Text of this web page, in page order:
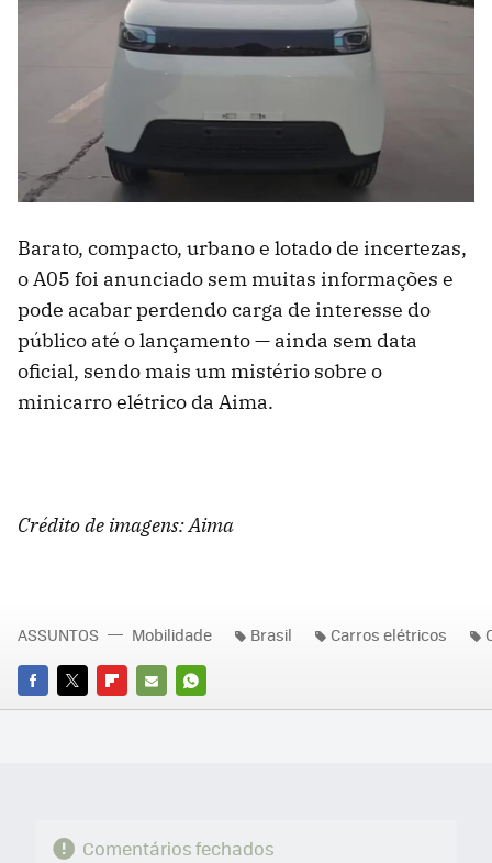
Barato, compacto, urbano e lotado de incertezas,
o A05 foi anunciado sem muitas informações e
pode acabar perdendo carga de interesse do
público até o lançamento — ainda sem data
oficial, sendo mais um mistério sobre o
minicarro elétrico da Aima.
Crédito de imagens: Aima
FACEBOOK
TWITTERFLIPBOARD
E-
WHATSAPP
ASSUNTOS Mobilidade Brasil Carros elétricos
Comentários fechados